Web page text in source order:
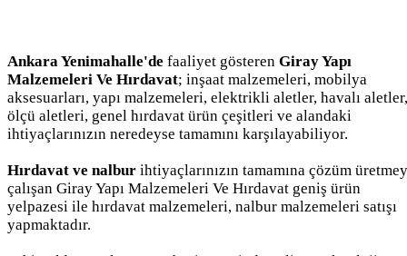
Ankara Yenimahalle'de faaliyet gösteren Giray Yapı
Malzemeleri Ve Hırdavat; inşaat malzemeleri, mobilya
aksesuarları, yapı malzemeleri, elektrikli aletler, havalı aletler,
ölçü aletleri, genel hırdavat ürün çeşitleri ve alandaki
ihtiyaçlarınızın neredeyse tamamını karşılayabiliyor.
Hırdavat ve nalbur ihtiyaçlarınızın tamamına çözüm
çalışan Giray Yapı Malzemeleri Ve Hırdavat geniş ürün
yelpazesi ile hırdavat malzemeleri, nalbur malzemeleri satışı
yapmaktadır.